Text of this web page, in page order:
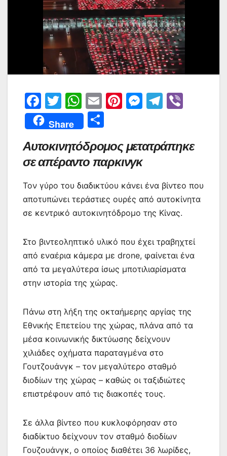
F
a
c
e
b
o
o
k
T
w
itt
er
W
h
at
s
A
p
p
E
m
ai
l
Pi
e
st
M
s
e
n
g
er
T
gr
m
Share
ρ
α
σ
τε
ίτ
Αυτοκινητόδρομος μετατράπηκε
σε απέραντο παρκινγκ
Τον γύρο του διαδικτύου κάνει ένα βίντεο που
αποτυπώνει τεράστιες ουρές από αυτοκίνητα
σε κεντρικό αυτοκινητόδρομο της Κίνας.
Στο βιντεοληπτικό υλικό που έχει τραβηχτεί
από εναέρια κάμερα με drone, φαίνεται ένα
από τα μεγαλύτερα ίσως μποτιλιαρίσματα
στην ιστορία της χώρας.
Πάνω στη λήξη της οκταήμερης αργίας της
Εθνικής Επετείου της χώρας, πλάνα από τα
μέσα κοινωνικής δικτύωσης δείχνουν
χιλιάδες οχήματα παραταγμένα στο
Γουτζουάνγκ – τον μεγαλύτερο σταθμό
διοδίων της χώρας – καθώς οι ταξιδιώτες
επιστρέφουν από τις διακοπές τους.
Σε άλλα βίντεο που κυκλοφόρησαν στο
διαδίκτυο δείχνουν τον σταθμό διοδίων
Γουζουάνγκ, ο οποίος διαθέτει 36 λωρίδες,